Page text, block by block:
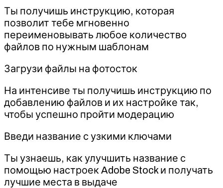
Ты получишь инструкцию, которая
позволит тебе мгновенно
переименовывать любое количество
файлов по нужным шаблонам
Загрузи файлы на фотосток
На интенсиве ты получишь инструкцию по
добавлению файлов и их настройке так,
чтобы успешно пройти модерацию
Введи название с узкими ключами
Ты узнаешь, как улучшить название с
помощью настроек Adobe Stock и получать
лучшие места в выдаче